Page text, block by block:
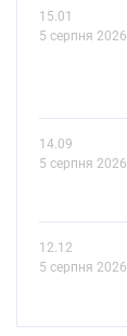
15.01
5 серпня 2026
14.09
5 серпня 2026
12.12
5 серпня 2026